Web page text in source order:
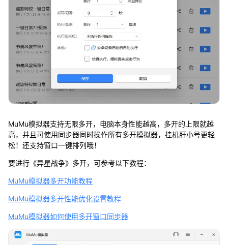
MuMu模拟器支持无限多开，电脑本身性能越高，多开的上限就越
高，并且可使用同步器同时操作所有多开模拟器，挂机肝小号更轻
松！还支持窗口一键排列哦！
要进行《异星战争》多开，可参考以下教程：
MuMu模拟器多开功能教程
MuMu模拟器多开性能优化设置教程
MuMu模拟器如何使用多开窗口同步器